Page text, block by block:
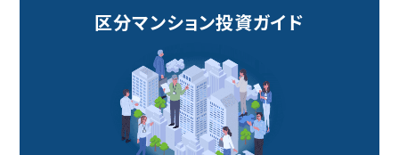
区分マンション投資ガイド